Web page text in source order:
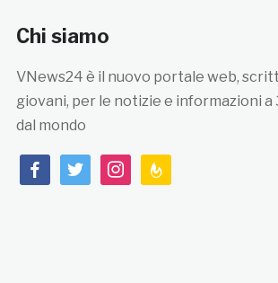
Chi siamo
VNews24 è il nuovo portale web,
giovani, per le notizie e informazioni a
dal mondo
facebooktwitterinstagramfeedburner